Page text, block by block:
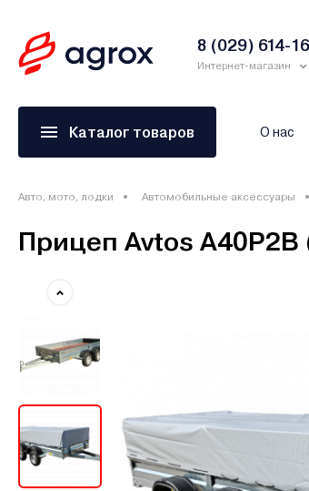
8 (029) 614-
Интернет-магазин
Каталог товаров О нас
Авто, мото, лодки Автомобильные аксессуары
Прицеп Avtos